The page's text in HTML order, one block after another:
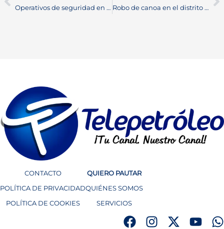
Operativos de seguridad en Barrancabermeja durante el fin de semana Robo de canoa en el distrito genera preocupación en la comunidad pesquera
CONTACTO
POLÍTICA DE PRIVACIDAD
POLÍTICA DE COOKIES
QUIERO PAUTAR
QUIÉNES SOMOS
SERVICIOS